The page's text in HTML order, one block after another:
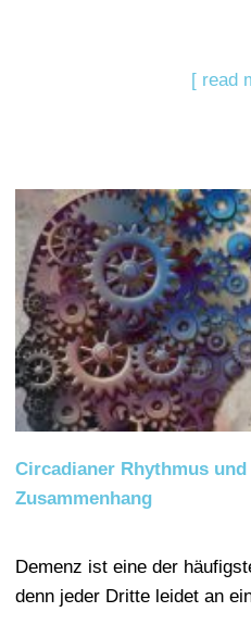
[ read
Circadianer Rhythmus
Zusammenhang
Demenz ist eine der
denn jeder Dritte leidet an